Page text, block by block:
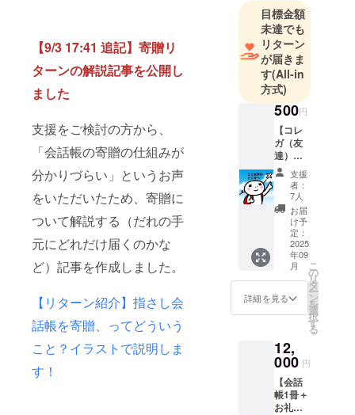
【9/3 17:41 追記】寄贈リ
ターンの解説記事を公開し
ました
支援をご検討の方から、
「会話帳の寄贈の仕組みが
分かりづらい」というお声
をいただいたため、寄贈に
ついて解説する（だれの手
元にどれだけ届くのかな
ど）記事を作成しました。
【リターン紹介】指さし会
話帳を寄贈、ってどういう
こと？イラストで説明しま
す！
た。『旅の
指さし会話
帳 制作委員
会』は、ク
ラファンを
活用して、
想いを寄せ
る国の指さ
し会話帳を
生み出した
い著者と、
指さし会話
帳を支え、
守り続けた
読者と編集
部とが一体
たなシリー
すプロジェ
クトです。
目標金額
未達でも
リターン
が届きま
す(All-in
方式)
500円
【コレ
ガ（友
達）プ
ラン】
まずは
東ティ
モール
を知り
たい、
関わっ
てみた
いとい
う方向
けの
「コレ
ガ（テ
語で友
達）プ
ラン」
です。
「学生
には手
支援
者：
7人
お届
け予
定：
2025
年09
月
詳細を見る
こ
の
リ
タ
ー
ン
を
選
択
す
る
12,
000 円
【会話
帳1冊＋
お礼＋